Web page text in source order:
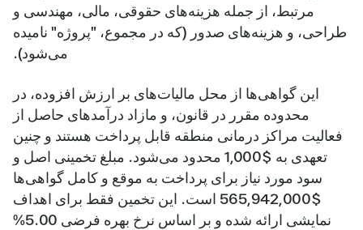
مرتبط، از جمله هزینه‌های حقوقی، مالی، مهندسی و
طراحی، و هزینه‌های صدور (که در مجموع، "پروژه" نامیده
می‌شود).
این گواهی‌ها از محل مالیات‌های بر ارزش افزوده، در
محدوده مقرر در قانون، و مازاد درآمدهای حاصل از
فعالیت مراکز درمانی منطقه قابل پرداخت هستند و چنین
تعهدی به $1,000 محدود می‌شود. مبلغ تخمینی اصل و
سود مورد نیاز برای پرداخت به موقع و کامل گواهی‌ها
$565,942,000 است. این تخمین فقط برای اهداف
نمایشی ارائه شده و بر اساس نرخ بهره فرضی 5.00%